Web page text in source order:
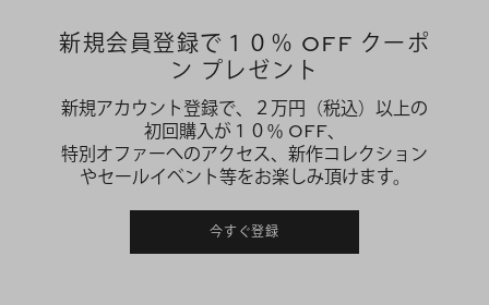
新規会員登録で１０％ OFF クーポ
ン プレゼント
新規アカウント登録で、２万円（税込）以上の
初回購入が１０％ OFF、
特別オファーへのアクセス、新作コレクション
やセールイベント等をお楽しみ頂けます。
今すぐ登録